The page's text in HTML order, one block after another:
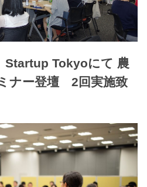
Tokyoにて 農
ナー登壇 2回実施致